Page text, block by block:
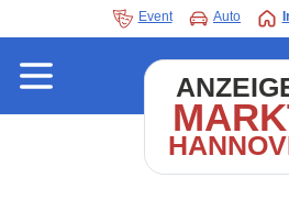
Event Auto